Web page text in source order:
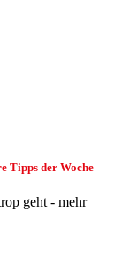
Tipps der Woche
geht - mehr